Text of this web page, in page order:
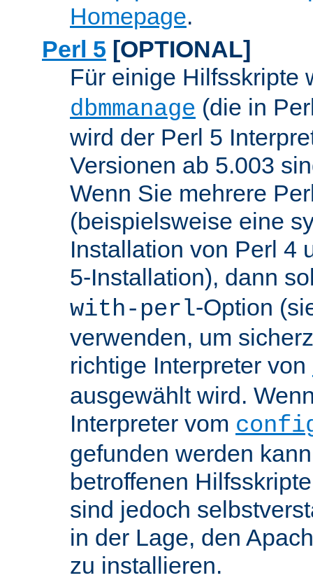
Homepage.
Perl 5 [OPTIONAL]
Für einige Hilfsskripte
dbmmanage (die in
wird der Perl 5
Versionen ab 5.003
Wenn Sie mehrere
(beispielsweise eine
Installation von Perl 4
5-Installation), dann
with-perl-Option
verwenden, um
richtige Interpreter von
ausgewählt wird.
Interpreter vom
gefunden werden
betroffenen
sind jedoch
in der Lage, den
zu installieren.